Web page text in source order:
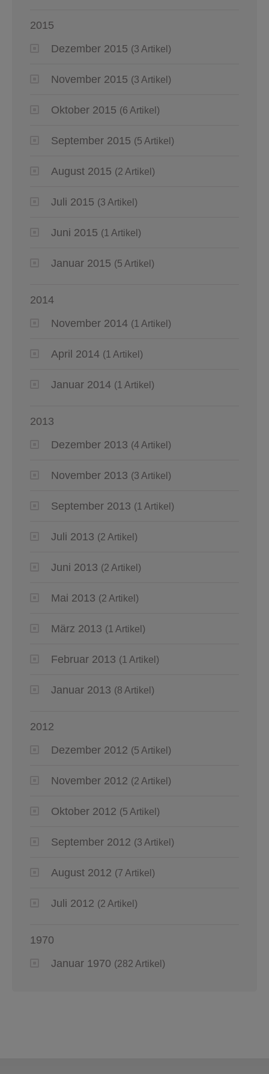
2015
Dezember 2015 (3 Artikel)
November 2015 (3 Artikel)
Oktober 2015 (6 Artikel)
September 2015 (5 Artikel)
August 2015 (2 Artikel)
Juli 2015 (3 Artikel)
Juni 2015 (1 Artikel)
Januar 2015 (5 Artikel)
2014
November 2014 (1 Artikel)
April 2014 (1 Artikel)
Januar 2014 (1 Artikel)
2013
Dezember 2013 (4 Artikel)
November 2013 (3 Artikel)
September 2013 (1 Artikel)
Juli 2013 (2 Artikel)
Juni 2013 (2 Artikel)
Mai 2013 (2 Artikel)
März 2013 (1 Artikel)
Februar 2013 (1 Artikel)
Januar 2013 (8 Artikel)
2012
Dezember 2012 (5 Artikel)
November 2012 (2 Artikel)
Oktober 2012 (5 Artikel)
September 2012 (3 Artikel)
August 2012 (7 Artikel)
Juli 2012 (2 Artikel)
1970
Januar 1970 (282 Artikel)